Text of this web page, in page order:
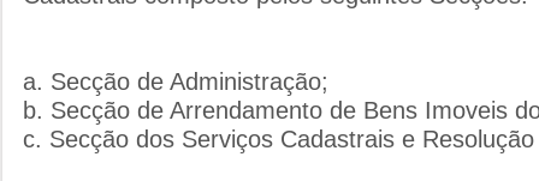
a. Secção de Administração;
b. Secção de Arrendamento de Bens Imoveis
c. Secção dos Serviços Cadastrais e